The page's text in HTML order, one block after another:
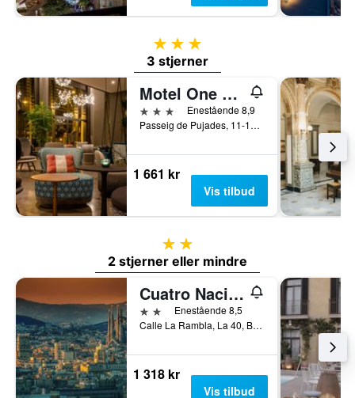
3 stjerner
3 stjerner
Motel One Barcelona-Ciutadella
3 stjernerEnestående 8,9
Passeig de Pujades, 11-13, Barcelona, Spania
1 661 kr
Vis tilbud
2 stjerner
2 stjerner eller mindre
Cuatro Naciones
2 stjernerEnestående 8,5
Calle La Rambla, La 40, Barcelona, Spania
1 318 kr
Vis tilbud